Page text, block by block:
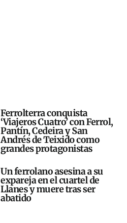
Ferrolterra conquista
‘Viajeros Cuatro’ con Ferrol,
Pantín, Cedeira y San
Andrés de Teixido como
grandes protagonistas
Un ferrolano asesina a su
expareja en el cuartel de
Llanes y muere tras ser
abatido